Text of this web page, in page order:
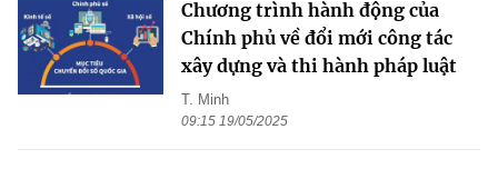
Chương trình hành động của
Chính phủ về đổi mới công tác
xây dựng và thi hành pháp luật
T. Minh
09:15 19/05/2025